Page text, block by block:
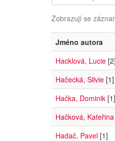
Zobrazují se
Jméno autora
Hacklová, Lucie [2]
Hačecká, Silvie [1]
Hačka, Dominik [1]
Hačková, Kateřina
Hadač, Pavel [1]